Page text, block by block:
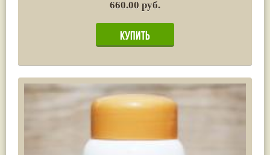
660.00 руб.